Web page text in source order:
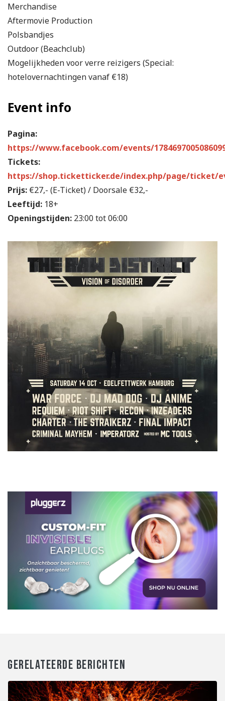
Merchandise
Aftermovie Production
Polsbandjes
Outdoor (Beachclub)
Mogelijkheden voor verre reizigers (Special:
hotelovernachtingen vanaf €18)
Event info
Pagina:
https://www.facebook.com/events/
Tickets:
https://shop.ticketticker.de/index.php/page/ticket/
Prijs: €27,- (E-Ticket) / Doorsale €32,-
Leeftijd: 18+
Openingstijden: 23:00 tot 06:00
GERELATEERDE BERICHTEN